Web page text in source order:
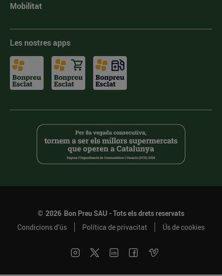
Mobilitat
Les nostres apps
© 2026 Bon Preu SAU - Tots els drets reservats
Condicions d’ús
Política de privacitat Ús de cookies